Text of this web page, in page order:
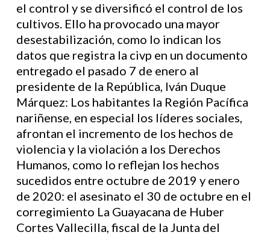
el control y se diversificó el control de los
cultivos. Ello ha provocado una mayor
desestabilización, como lo indican los
datos que registra la civp en un documento
entregado el pasado 7 de enero al
presidente de la República, Iván Duque
Márquez: Los habitantes la Región Pacífica
nariñense, en especial los líderes sociales,
afrontan el incremento de los hechos de
violencia y la violación a los Derechos
Humanos, como lo reflejan los hechos
sucedidos entre octubre de 2019 y enero
de 2020: el asesinato el 30 de octubre en el
corregimiento La Guayacana de Huber
Cortes Vallecilla, fiscal de la Junta del